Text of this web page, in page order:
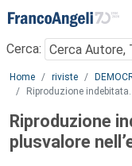
Menu
Cerca:
Main content
Home riviste
Riproduzione
Riproduzione
plusvalore